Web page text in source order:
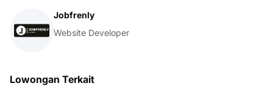
Jobfrenly
Website Developer
Lowongan Terkait